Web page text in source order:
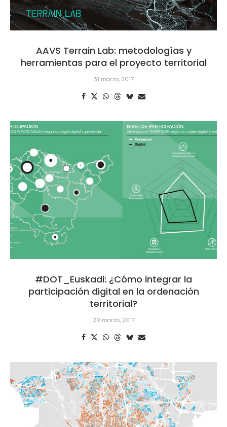
AAVS Terrain Lab: metodologías y
herramientas para el proyecto territorial
31 marzo, 2017
#DOT_Euskadi: ¿Cómo integrar la
participación digital en la ordenación
territorial?
29 marzo, 2017